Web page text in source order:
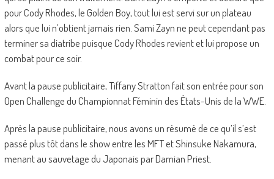
pour Cody Rhodes, le Golden Boy, tout lui est servi sur un plateau
alors que lui n’obtient jamais rien. Sami Zayn ne peut cependant pas
terminer sa diatribe puisque Cody Rhodes revient et lui propose un
combat pour ce soir.
Avant la pause publicitaire, Tiffany Stratton fait son entrée pour son
Open Challenge du Championnat Féminin des États-Unis de la WWE.
Après la pause publicitaire, nous avons un résumé de ce qu’il s’est
passé plus tôt dans le show entre les MFT et Shinsuke Nakamura,
menant au sauvetage du Japonais par Damian Priest.